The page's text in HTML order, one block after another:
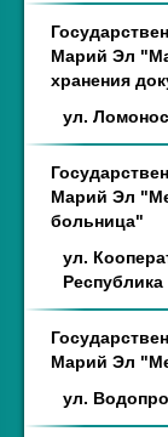
Марий Эл
хранения
ул.
Марий Эл
больница"
ул.
Марий Эл
ул.